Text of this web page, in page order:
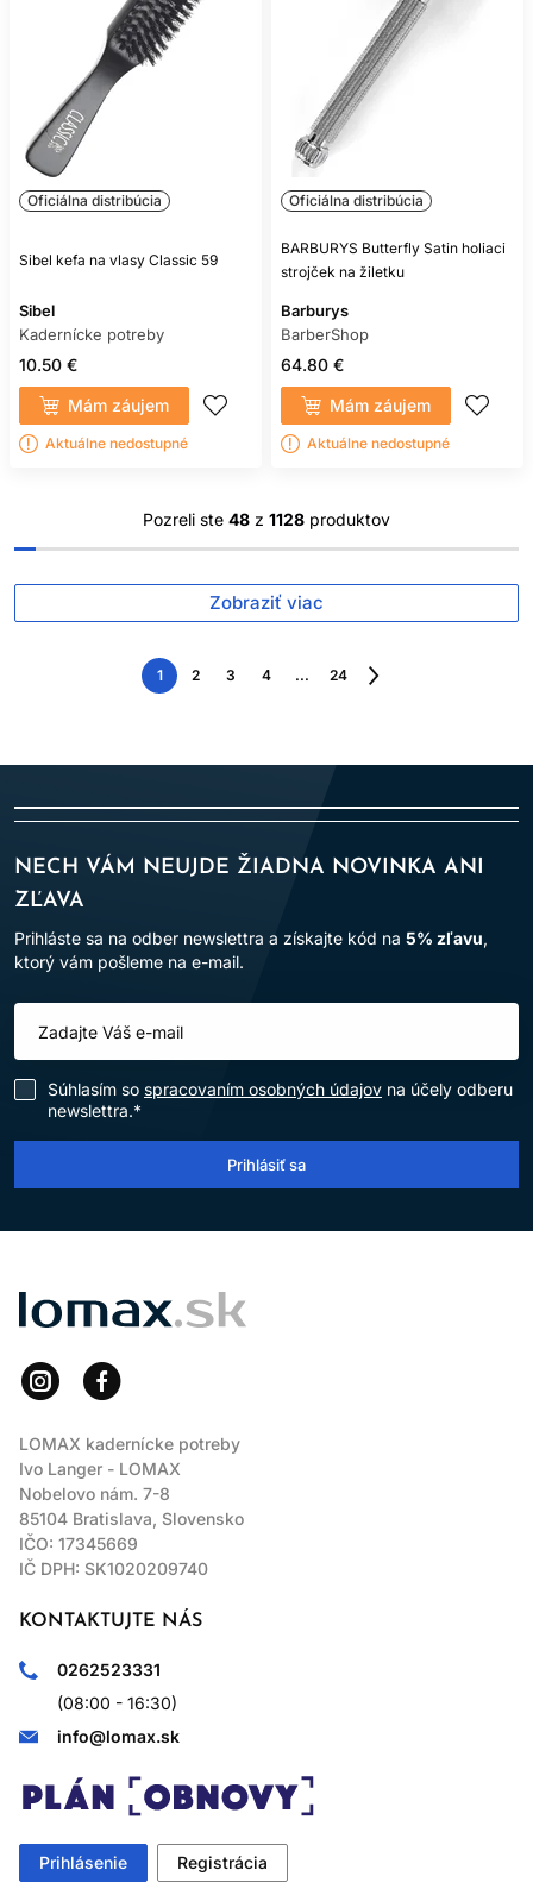
Oficiálna distribúcia
Sibel kefa na vlasy Classic 59
Sibel
Kadernícke potreby
10.50 €
Mám záujem
Aktuálne nedostupné
Oficiálna distribúcia
BARBURYS Butterfly Satin holiaci
strojček na žiletku
Barburys
BarberShop
64.80 €
Mám záujem
Aktuálne nedostupné
Pozreli ste 48 z 1128 produktov
Zobraziť viac
1 2 3 4 ... 24
Nasledujúca
NECH VÁM NEUJDE ŽIADNA NOVINKA ANI
ZĽAVA
Prihláste sa na odber newslettra a získajte kód na 5% zľavu,
ktorý vám pošleme na e-mail.
Súhlasím so spracovaním osobných údajov na účely odberu
newslettra.*
Prihlásiť sa
LOMAX
LOMAX kadernícke potreby
Ivo Langer - LOMAX
Nobelovo nám. 7-8
85104 Bratislava, Slovensko
IČO: 17345669
IČ DPH: SK1020209740
KONTAKTUJTE NÁS
0262523331
(08:00 - 16:30)
info@lomax.sk
Prihlásenie Registrácia